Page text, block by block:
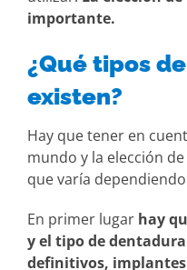
importante.
¿Qué tipos
existen?
Hay que tener en
mundo y la elección
que varía
En primer lugar hay
y el tipo de
definitivos,